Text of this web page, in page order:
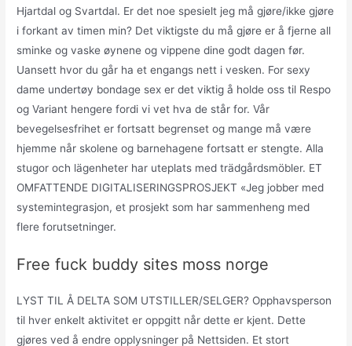
Hjartdal og Svartdal. Er det noe spesielt jeg må gjøre/ikke gjøre
i forkant av timen min? Det viktigste du må gjøre er å fjerne all
sminke og vaske øynene og vippene dine godt dagen før.
Uansett hvor du går ha et engangs nett i vesken. For sexy
dame undertøy bondage sex er det viktig å holde oss til Respo
og Variant hengere fordi vi vet hva de står for. Vår
bevegelsesfrihet er fortsatt begrenset og mange må være
hjemme når skolene og barnehagene fortsatt er stengte. Alla
stugor och lägenheter har uteplats med trädgårdsmöbler. ET
OMFATTENDE DIGITALISERINGSPROSJEKT «Jeg jobber med
systemintegrasjon, et prosjekt som har sammenheng med
flere forutsetninger.
Free fuck buddy sites moss norge
LYST TIL Å DELTA SOM UTSTILLER/SELGER? Opphavsperson
til hver enkelt aktivitet er oppgitt når dette er kjent. Dette
gjøres ved å endre opplysninger på Nettsiden. Et stort